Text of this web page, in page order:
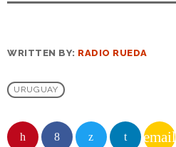
WRITTEN BY: RADIO RUEDA
URUGUAY
email